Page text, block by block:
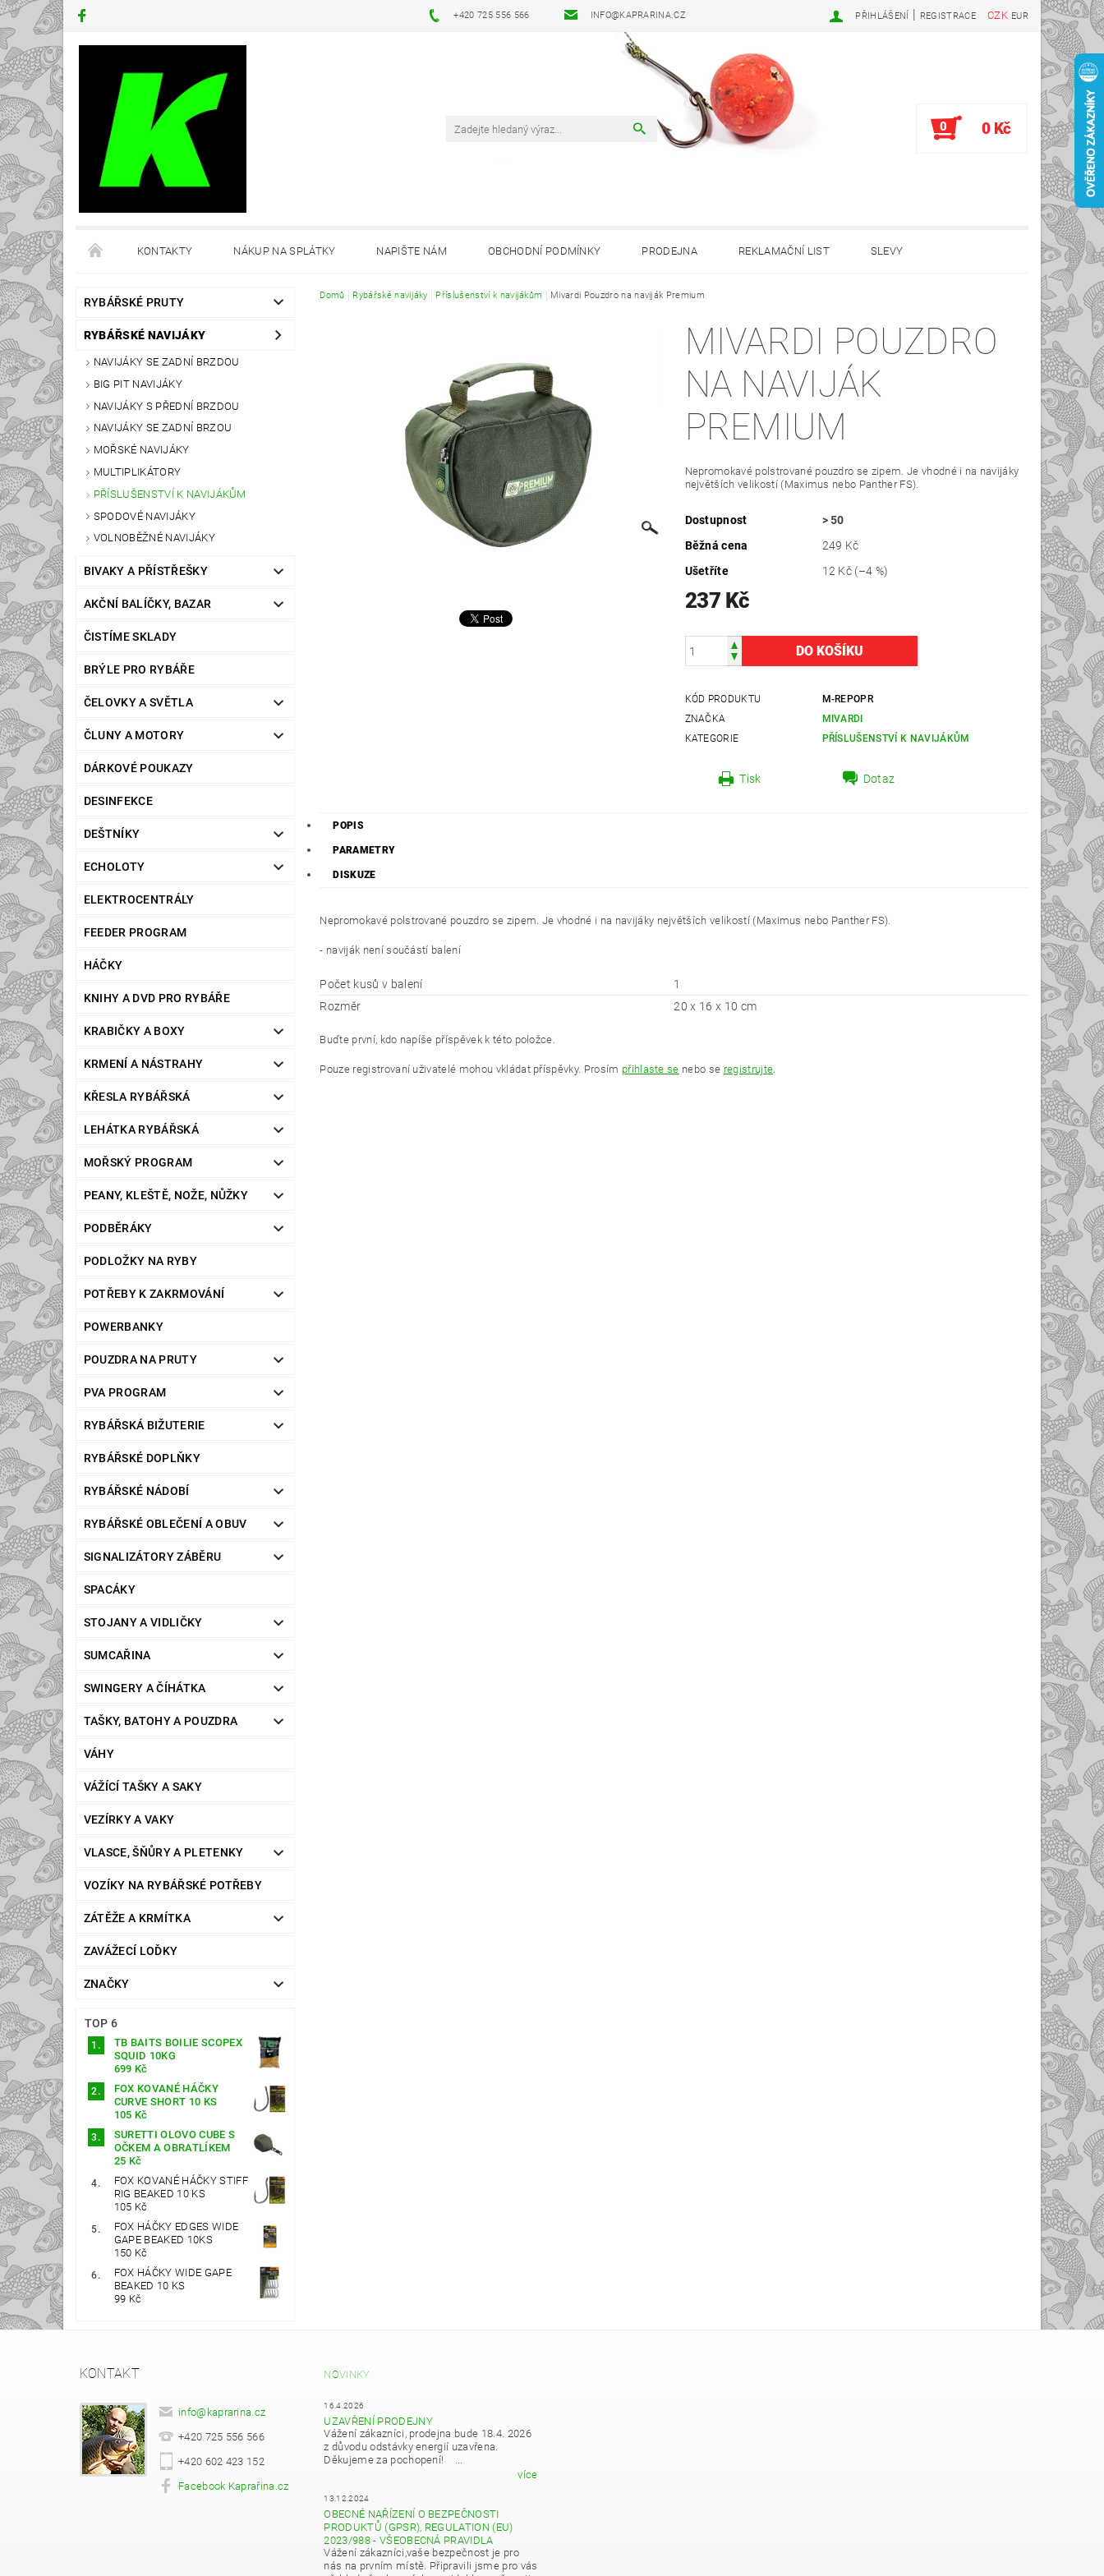
+420 725 556 566 INFO@KAPRARINA.CZ CZK EUR
PŘIHLÁŠENÍ | REGISTRACE
0 0 Kč
KONTAKTY NÁKUP NA SPLÁTKY NAPIŠTE NÁM OBCHODNÍ PODMÍNKY PRODEJNA REKLAMAČNÍ LIST SLEVY
RYBÁŘSKÉ PRUTY
RYBÁŘSKÉ NAVIJÁKY
NAVIJÁKY SE ZADNÍ BRZDOU
BIG PIT NAVIJÁKY
NAVIJÁKY S PŘEDNÍ BRZDOU
NAVIJÁKY SE ZADNÍ BRZOU
MOŘSKÉ NAVIJÁKY
MULTIPLIKÁTORY
PŘÍSLUŠENSTVÍ K NAVIJÁKŮM
SPODOVÉ NAVIJÁKY
VOLNOBĚŽNÉ NAVIJÁKY
BIVAKY A PŘÍSTŘEŠKY
AKČNÍ BALÍČKY, BAZAR
ČISTÍME SKLADY
BRÝLE PRO RYBÁŘE
ČELOVKY A SVĚTLA
ČLUNY A MOTORY
DÁRKOVÉ POUKAZY
DESINFEKCE
DEŠTNÍKY
ECHOLOTY
ELEKTROCENTRÁLY
FEEDER PROGRAM
HÁČKY
KNIHY A DVD PRO RYBÁŘE
KRABIČKY A BOXY
KRMENÍ A NÁSTRAHY
KŘESLA RYBÁŘSKÁ
LEHÁTKA RYBÁŘSKÁ
MOŘSKÝ PROGRAM
PEANY, KLEŠTĚ, NOŽE, NŮŽKY
PODBĚRÁKY
PODLOŽKY NA RYBY
POTŘEBY K ZAKRMOVÁNÍ
POWERBANKY
POUZDRA NA PRUTY
PVA PROGRAM
RYBÁŘSKÁ BIŽUTERIE
RYBÁŘSKÉ DOPLŇKY
RYBÁŘSKÉ NÁDOBÍ
RYBÁŘSKÉ OBLEČENÍ A OBUV
SIGNALIZÁTORY ZÁBĚRU
SPACÁKY
STOJANY A VIDLIČKY
SUMCAŘINA
SWINGERY A ČÍHÁTKA
TAŠKY, BATOHY A POUZDRA
VÁHY
VÁŽÍCÍ TAŠKY A SAKY
VEZÍRKY A VAKY
VLASCE, ŠŇŮRY A PLETENKY
VOZÍKY NA RYBÁŘSKÉ POTŘEBY
ZÁTĚŽE A KRMÍTKA
ZAVÁŽECÍ LOĎKY
ZNAČKY
TOP 6
TB BAITS BOILIE SCOPEX
SQUID 10KG
699 Kč
FOX KOVANÉ HÁČKY
CURVE SHORT 10 KS
105 Kč
SURETTI OLOVO CUBE S
OČKEM A OBRATLÍKEM
25 Kč
FOX KOVANÉ HÁČKY STIFF
RIG BEAKED 10 KS
105 Kč
FOX HÁČKY EDGES WIDE
GAPE BEAKED 10KS
150 Kč
FOX HÁČKY WIDE GAPE
BEAKED 10 KS
99 Kč
Domů Rybářské navijáky Příslušenství k navijákům Mivardi Pouzdro na naviják Premium
MIVARDI POUZDRO
NA NAVIJÁK
PREMIUM
Nepromokavé polstrované pouzdro se zipem. Je vhodné i na navijáky
největších velikostí (Maximus nebo Panther FS).
Dostupnost
> 50
Běžná cena
249 Kč
Ušetříte
12 Kč (–4 %)
237 Kč
KÓD PRODUKTU
M-REPOPR
ZNAČKA
MIVARDI
KATEGORIE
PŘÍSLUŠENSTVÍ K NAVIJÁKŮM
Tisk Dotaz
POPIS
PARAMETRY
DISKUZE
Nepromokavé polstrované pouzdro se zipem. Je vhodné i na navijáky největších velikostí (Maximus nebo Panther FS).
- naviják není součástí balení
Počet kusů v balení
1
Rozměr
20 x 16 x 10 cm
Buďte první, kdo napíše příspěvek k této položce.
Pouze registrovaní uživatelé mohou vkládat příspěvky. Prosím přihlaste se nebo se registrujte.
KONTAKT
info@kaprarina.cz
+420 725 556 566
+420 602 423 152
Facebook Kaprařina.cz
NOVINKY
16.4.2026
UZAVŘENÍ PRODEJNY
Vážení zákazníci, prodejna bude 18.4. 2026
z důvodu odstávky energií uzavřena.
Děkujeme za pochopení! ...
více
13.12.2024
OBECNÉ NAŘÍZENÍ O BEZPEČNOSTI
PRODUKTŮ (GPSR), REGULATION (EU)
2023/988 - VŠEOBECNÁ PRAVIDLA
Vážení zákazníci,vaše bezpečnost je pro
nás na prvním místě. Připravili jsme pro vás